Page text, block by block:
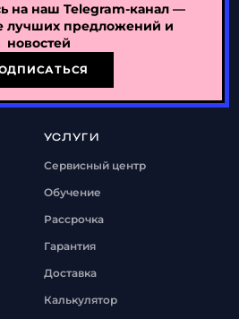
на наш Telegram-канал —
лучших предложений и
новостей
УСЛУГИ
Сервисный центр
Обучение
Рассрочка
Гарантия
Доставка
Калькулятор